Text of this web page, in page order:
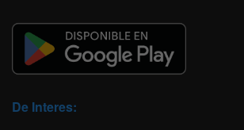
De Interes: